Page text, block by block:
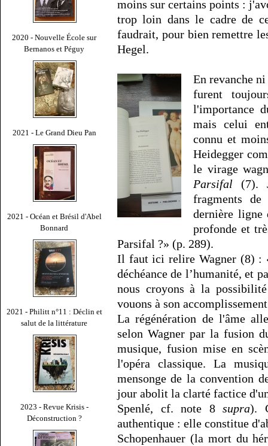
2020 - Nouvelle École sur
Bernanos et Péguy
2021 - Le Grand Dieu Pan
2021 - Océan et Brésil d'Abel
Bonnard
2021 - Philitt n°11 : Déclin et
salut de la littérature
2023 - Revue Krisis -
Déconstruction ?
moins sur certains points :
trop loin dans le cadre de
faudrait, pour bien remettre
Hegel.
En revanche
furent
l'importance
mais celui
connu et
Heidegger
le virage
Parsifal (7).
fragments
dernière ligne
profonde et
Parsifal ?» (p. 289).
Il faut ici relire Wagner (8) :
déchéance de l’humanité, et
nous croyons à la
vouons à son
La régénération de l'âme
selon Wagner par la fusion
musique, fusion mise en
l'opéra classique. La
mensonge de la convention
jour abolit la clarté factice
Spenlé, cf. note 8supra).
authentique : elle constitue
Schopenhauer (la mort du